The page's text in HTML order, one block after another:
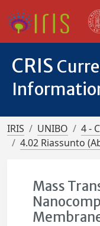
CRIS
IRIS UNIBO
4 -
4.02 Riassunto
Mass